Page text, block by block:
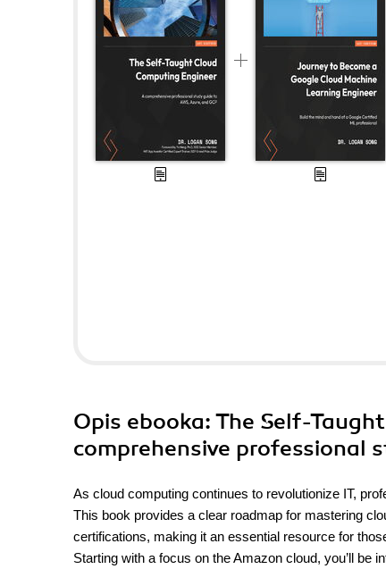
Opis ebooka: The Self-
comprehensive professional
As cloud computing continues to revolutionize IT,
This book provides a clear roadmap for mastering
certifications, making it an essential resource for
Starting with a focus on the Amazon cloud, you’ll be